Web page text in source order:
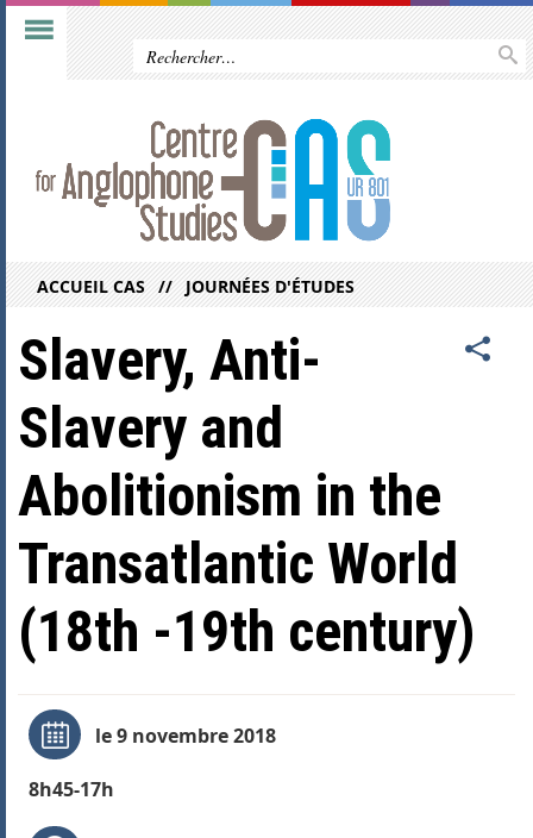
ACCUEIL CAS JOURNÉES D'ÉTUDES
Slavery, Anti-
Slavery and
Abolitionism in the
Transatlantic World
(18th -19th century)
le 9 novembre 2018
8h45-17h